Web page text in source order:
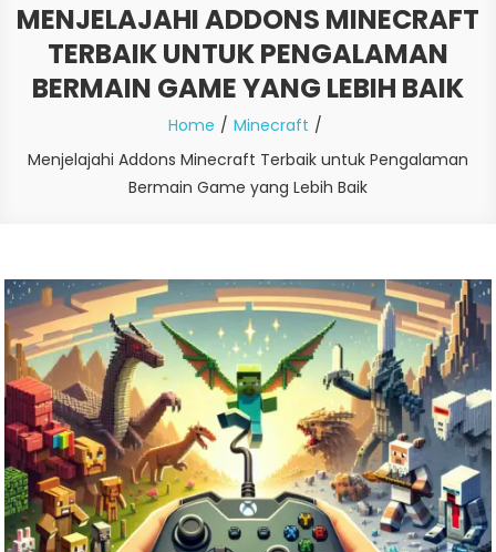
MENJELAJAHI ADDONS MINECRAFT
TERBAIK UNTUK PENGALAMAN
BERMAIN GAME YANG LEBIH BAIK
Home
Minecraft
Menjelajahi Addons Minecraft Terbaik untuk Pengalaman
Bermain Game yang Lebih Baik